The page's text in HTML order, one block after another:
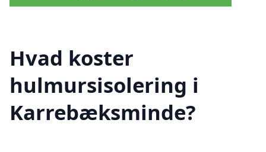
Hvad koster
hulmursisolering i
Karrebæksminde?